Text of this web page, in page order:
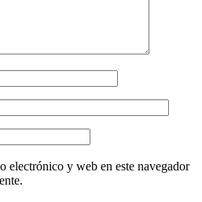
electrónico y web en este navegador